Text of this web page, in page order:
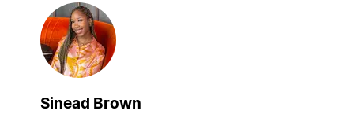
Sinead Brown